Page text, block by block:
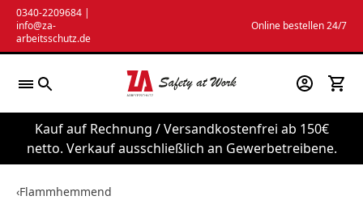
Zum
Inhalt
springen
0340-2209684 |
info@za-
arbeitsschutz.de
Online bestellen 24/7
Kauf auf Rechnung / Versandkostenfrei ab 150€
netto. Verkauf ausschließlich an Gewerbetreibene.
‹Flammhemmend